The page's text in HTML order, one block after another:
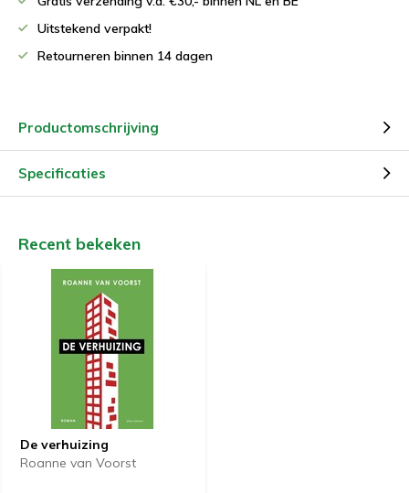
Uitstekend verpakt!
Retourneren binnen 14 dagen
Productomschrijving
Specificaties
Recent bekeken
De verhuizing
Roanne van Voorst